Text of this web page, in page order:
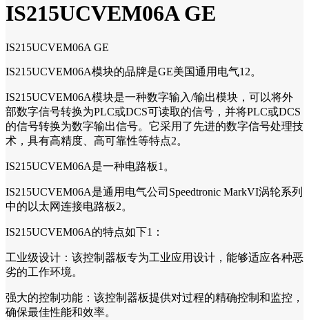
IS215UCVEM06A GE
IS215UCVEM06A GE
IS215UCVEM06A模块的品牌是GE美国通用电气12。
IS215UCVEM06A模块是一种数字输入/输出模块，可以将外
部数字信号转换为PLC或DCS可读取的信号，并将PLC或DCS
的信号转换为数字输出信号。它采用了先进的数字信号处理技
术，具有高精度、高可靠性等特点2。
IS215UCVEM06A是一种电路板1。
IS215UCVEM06A是通用电气公司Speedtronic MarkVI涡轮系列
中的以太网连接电路板2。
IS215UCVEM06A的特点如下1：
工业级设计：该控制器板专为工业应用设计，能够适应各种恶
劣的工作环境。
强大的控制功能：该控制器板提供对过程的精确控制和监控，
确保最佳性能和效率。